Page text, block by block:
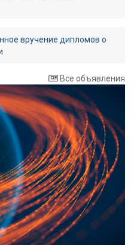
вручение дипломов о
Все объявления